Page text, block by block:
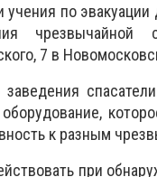
по эвакуации
чрезвычайной
7 в
к разным
при